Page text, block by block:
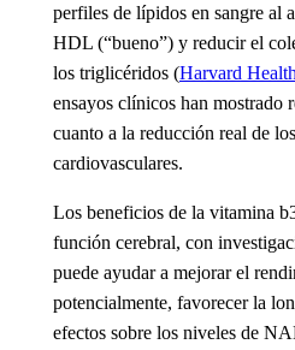
perfiles de lípidos en sangre al
HDL (“bueno”) y reducir el
los triglicéridos (Harvard Health
ensayos clínicos han mostrado
cuanto a la reducción real de
cardiovasculares.
Los beneficios de la vitamina
función cerebral, con
puede ayudar a mejorar el
potencialmente, favorecer la
efectos sobre los niveles de